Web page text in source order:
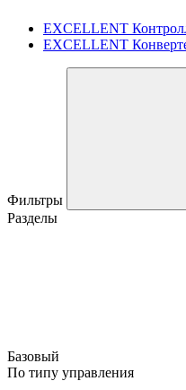
EXCELLENT
EXCELLENT
Фильтры
Разделы
Базовый
По типу управления